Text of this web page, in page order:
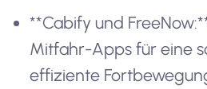
**Cabify und
Mitfahr-Apps für eine
effiziente